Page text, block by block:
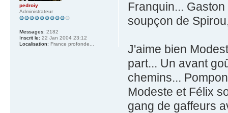
Franquin...
soupçon de
J'aime bien
part... Un avant
chemins...
Modeste et Félix
gang de gaffeurs
pedroiy
Administrateur
Messages: 2182
Inscrit le: 22 Jan 2004 23:12
Localisation: France profonde...